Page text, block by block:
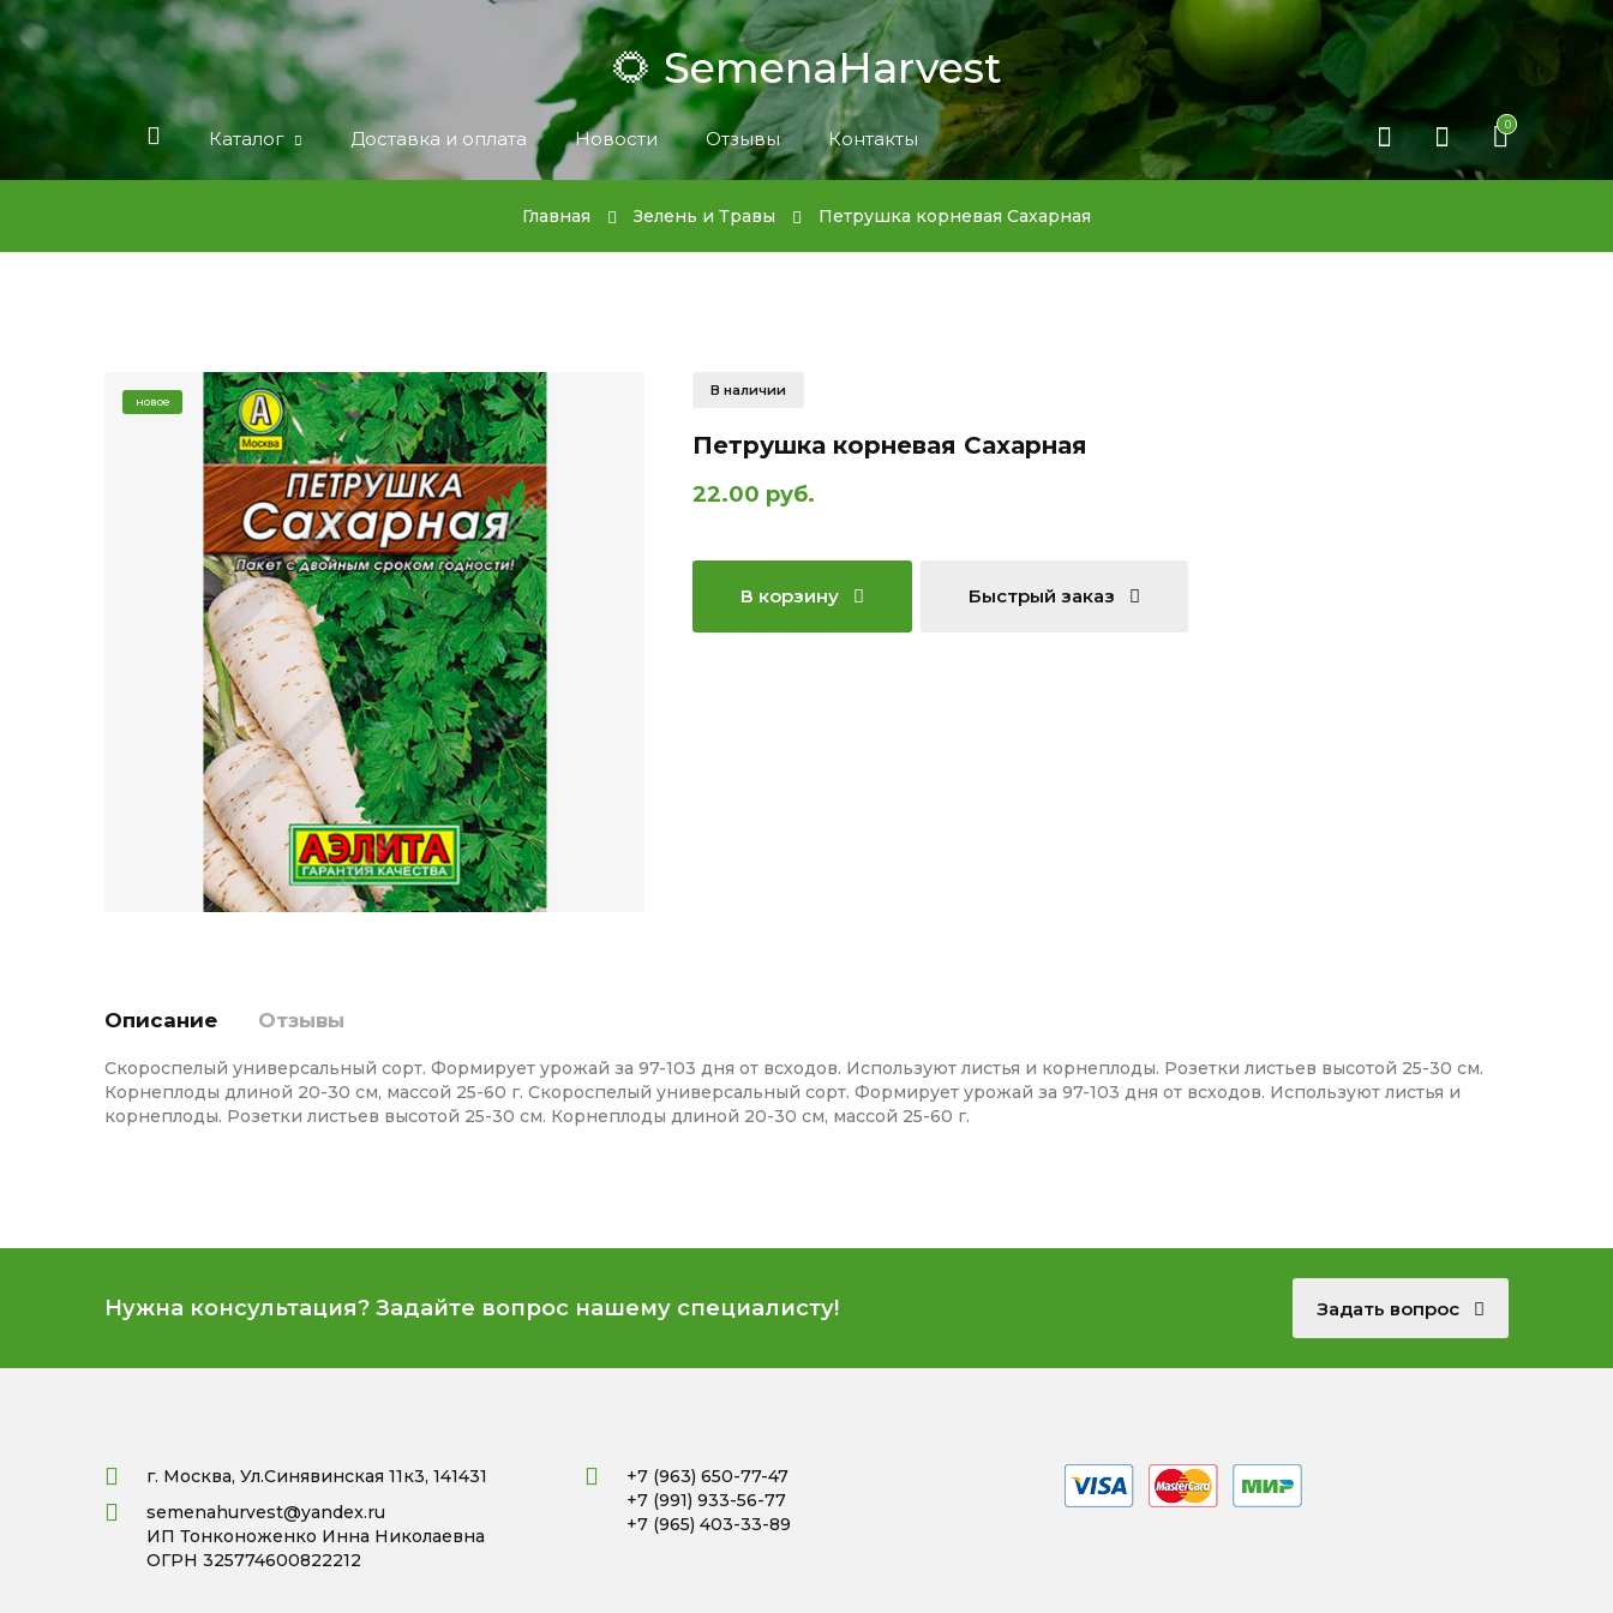
🌻 SemenaHarvest
Каталог Доставка и оплата Новости Отзывы Контакты
0
Главная Зелень и Травы Петрушка корневая Сахарная
новое
В наличии
Петрушка корневая Сахарная
22.00 руб.
В корзину Быстрый заказ
Описание Отзывы
Скороспелый универсальный сорт. Формирует урожай за 97-103 дня от всходов. Используют листья и корнеплоды. Розетки листьев высотой 25-30 см.
Корнеплоды длиной 20-30 см, массой 25-60 г. Скороспелый универсальный сорт. Формирует урожай за 97-103 дня от всходов. Используют листья и
корнеплоды. Розетки листьев высотой 25-30 см. Корнеплоды длиной 20-30 см, массой 25-60 г.
Нужна консультация? Задайте вопрос нашему специалисту! Задать вопрос
г. Москва, Ул.Синявинская 11к3, 141431
semenahurvest@yandex.ru
ИП Тонконоженко Инна Николаевна
ОГРН 325774600822212
+7 (963) 650-77-47
+7 (991) 933-56-77
+7 (965) 403-33-89